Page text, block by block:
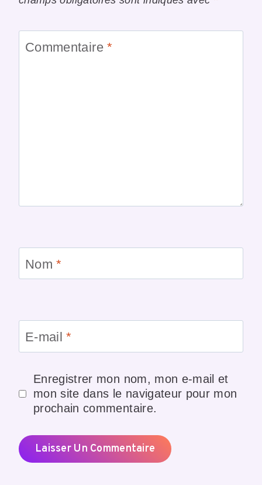
Commentaire*
Nom*
E-mail*
Enregistrer mon nom, mon e-mail et
mon site dans le navigateur pour mon
prochain commentaire.